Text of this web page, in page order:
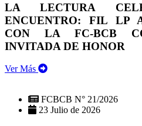
LA LECTURA
ENCUENTRO: FIL LP
CON LA FC-BCB
INVITADA DE HONOR
Ver Más
FCBCB N° 21/2026
23 Julio de 2026